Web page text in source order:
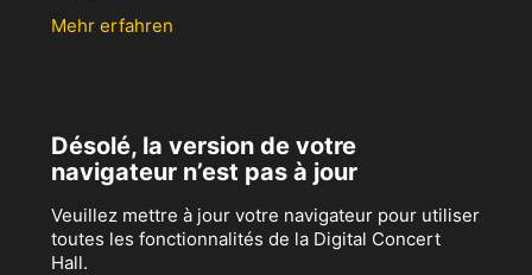
Mehr erfahren
Désolé, la version de votre
navigateur n’est pas à jour
Veuillez mettre à jour votre navigateur pour utiliser
toutes les fonctionnalités de la Digital Concert
Hall.